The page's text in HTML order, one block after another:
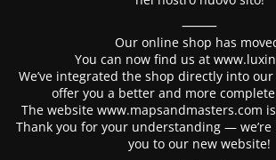
⸻
Our online shop has
You can now find us at
We’ve integrated the shop directly into
offer you a better and more
The website www.mapsandmasters.com
Thank you for your understanding — we’re
you to our new website!